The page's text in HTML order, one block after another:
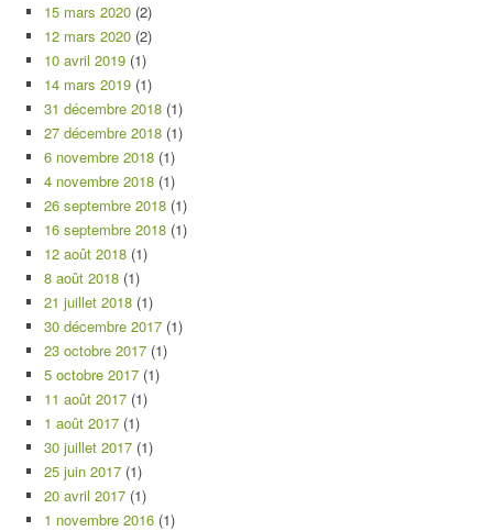
15 mars 2020 (2)
12 mars 2020 (2)
10 avril 2019 (1)
14 mars 2019 (1)
31 décembre 2018 (1)
27 décembre 2018 (1)
6 novembre 2018 (1)
4 novembre 2018 (1)
26 septembre 2018 (1)
16 septembre 2018 (1)
12 août 2018 (1)
8 août 2018 (1)
21 juillet 2018 (1)
30 décembre 2017 (1)
23 octobre 2017 (1)
5 octobre 2017 (1)
11 août 2017 (1)
1 août 2017 (1)
30 juillet 2017 (1)
25 juin 2017 (1)
20 avril 2017 (1)
1 novembre 2016 (1)